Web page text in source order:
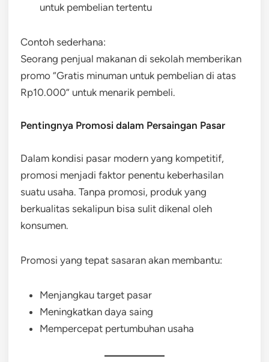
untuk pembelian tertentu
Contoh sederhana:
Seorang penjual makanan di sekolah memberikan
promo “Gratis minuman untuk pembelian di atas
Rp10.000” untuk menarik pembeli.
Pentingnya Promosi dalam Persaingan Pasar
Dalam kondisi pasar modern yang kompetitif,
promosi menjadi faktor penentu keberhasilan
suatu usaha. Tanpa promosi, produk yang
berkualitas sekalipun bisa sulit dikenal oleh
konsumen.
Promosi yang tepat sasaran akan membantu:
Menjangkau target pasar
Meningkatkan daya saing
Mempercepat pertumbuhan usaha